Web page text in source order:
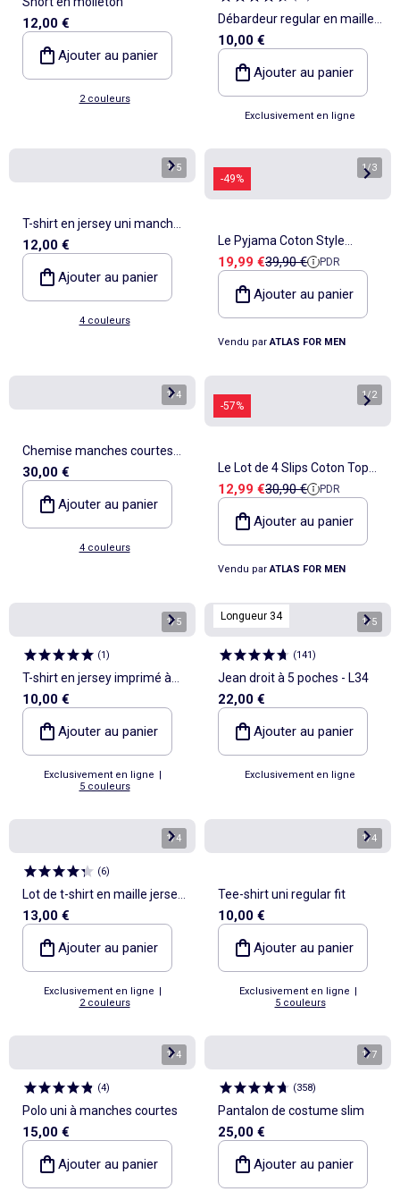
12,00 €
Ajouter au panier
2 couleurs
Débardeur regular en maille
côtelée
10,00 €
Ajouter au panier
Exclusivement en ligne
1/5
T-shirt en jersey uni manches
longues
12,00 €
Ajouter au panier
4 couleurs
-49%
1/3
Le Pyjama Coton Style
Ecossais - ATLAS FOR MEN
Prix de vente
19,99 €Prix de référence
39,90 € PDR
Ajouter au panier
Vendu par ATLAS FOR MEN
1/4
Chemise manches courtes
en lin
30,00 €
Ajouter au panier
4 couleurs
-57%
1/2
Le Lot de 4 Slips Coton Top
Confort - ATLAS FOR MEN
Prix de vente
12,99 €Prix de référence
30,90 € PDR
Ajouter au panier
Vendu par ATLAS FOR MEN
1/5
(1)
T-shirt en jersey imprimé à
manches courtes
10,00 €
Ajouter au panier
Exclusivement en ligne |
5 couleurs
Longueur 34 1/5
(141)
Jean droit à 5 poches - L34
22,00 €
Ajouter au panier
Exclusivement en ligne
1/4
(6)
Lot de t-shirt en maille jersey
- 2 pièces
13,00 €
Ajouter au panier
Exclusivement en ligne |
2 couleurs
1/4
Tee-shirt uni regular fit
10,00 €
Ajouter au panier
Exclusivement en ligne |
5 couleurs
1/4
(4)
Polo uni à manches courtes
15,00 €
Ajouter au panier
1/7
(358)
Pantalon de costume slim
25,00 €
Ajouter au panier